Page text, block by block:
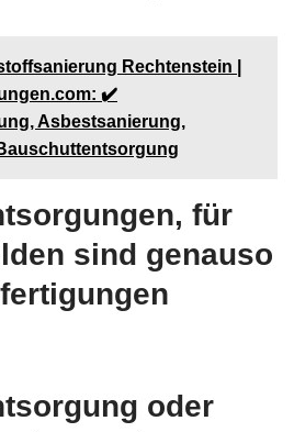
Rechtenstein |
✔️
Asbestsanierung,
für
sind genauso
oder